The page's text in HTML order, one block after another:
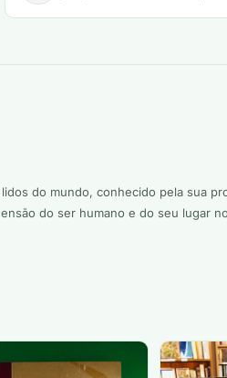
do mundo, conhecido pela sua
do ser humano e do seu lugar